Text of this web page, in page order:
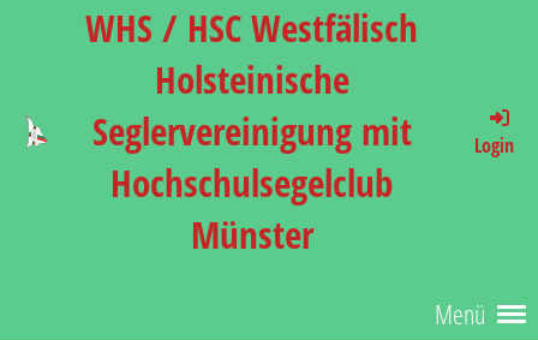
WHS / HSC Westfälisch
Holsteinische
Seglervereinigung mit
Hochschulsegelclub
Münster
Login
Menü